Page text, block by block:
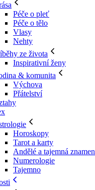
Péče o pleť
Péče o tělo
Vlasy
Nehty
ze života
Inspirativní ženy
& komunita
Výchova
Přátelství
Horoskopy
Tarot a karty
Andělé a tajemná
Numerologie
Tajemno